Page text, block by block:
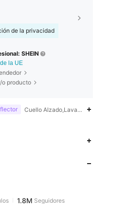
de la privacidad
SHEIN
la UE
o producto
Cuello Alzado,Lavar a mano, no